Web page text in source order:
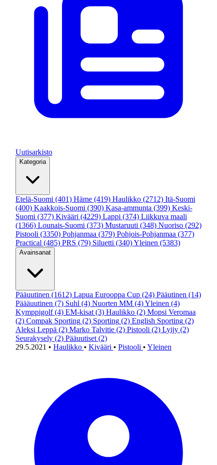
Uutisarkisto
Kategoria
Etelä-Suomi (401) Häme (419) Haulikko (2712) Itä-Suomi
(400) Kaakkois-Suomi (390) Kasa-ammunta (399) Keski-
Suomi (377) Kivääri (4229) Lappi (374) Liikkuva maali
(1366) Lounais-Suomi (373) Mustaruuti (348) Nuoriso (292)
Pistooli (3350) Pohjanmaa (379) Pohjois-Pohjanmaa (377)
Practical (485) PRS (79) Siluetti (340)Yleinen (5383)
Avainsanat
Pääuutinen (1612) Lapua Eurooppa Cup (24) Pääutinen (14)
Päääuutinen (7) Suhl (4) Nuorten MM (4)Yleinen (4)
Kymppigolf (4) EM-kisat (3) Haulikko (2) Mopsi Veromaa
(2) Compak Sporting (2) Sporting (2) English Sporting (2)
Aleksi Leppä (2) Marko Talvitie (2) Pistooli (2) Lyijy (2)
Seurakysely (2) Pääuutiset (2)
29.5.2021 • Haulikko • Kivääri • Pistooli • Yleinen